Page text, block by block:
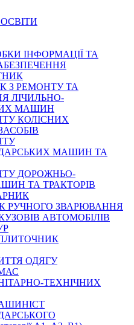
ІНФОРМАЦІЇ ТА
З РЕМОНТУ ТА
ЛІЧИЛЬНО-
МАШИН
КОЛІСНИХ
МАШИН ТА
ДОРОЖНЬО-
ТА ТРАКТОРІВ
РУЧНОГО ЗВАРЮВАННЯ
АВТОМОБІЛІВ
ОДЯГУ
ТЕХНІЧНИХ